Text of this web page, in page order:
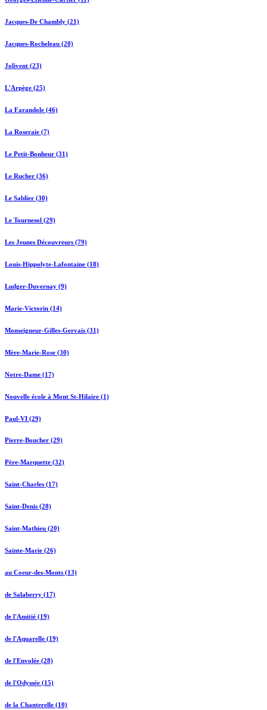
Jacques-De Chambly (21)
Jacques-Rocheleau (20)
Jolivent (23)
L'Arpège (25)
La Farandole (46)
La Roseraie (7)
Le Petit-Bonheur (31)
Le Rucher (36)
Le Sablier (30)
Le Tournesol (29)
Les Jeunes Découvreurs (79)
Louis-Hippolyte-Lafontaine (18)
Ludger-Duvernay (9)
Marie-Victorin (14)
Monseigneur-Gilles-Gervais (31)
Mère-Marie-Rose (30)
Notre-Dame (17)
Nouvelle école à Mont St-Hilaire (1)
Paul-VI (29)
Pierre-Boucher (29)
Père-Marquette (32)
Saint-Charles (17)
Saint-Denis (28)
Saint-Mathieu (20)
Sainte-Marie (26)
au Coeur-des-Monts (13)
de Salaberry (17)
de l'Amitié (19)
de l'Aquarelle (19)
de l'Envolée (28)
de l'Odyssée (15)
de la Chanterelle (10)